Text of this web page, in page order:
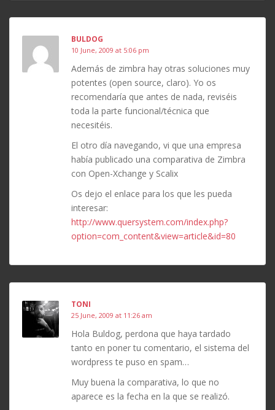
BULDOG
10 June, 2009 at 5:06 pm
Además de zimbra hay otras soluciones muy
potentes (open source, claro). Yo os
recomendaría que antes de nada, reviséis
toda la parte funcional/técnica que
necesitéis.
El otro día navegando, vi que una empresa
había publicado una comparativa de Zimbra
con Open-Xchange y Scalix
Os dejo el enlace para los que les pueda
interesar:
http://www.quersystem.com/index.php?
option=com_content&view=article&id=80
TONI
25 June, 2009 at 11:26 am
Hola Buldog, perdona que haya tardado
tanto en poner tu comentario, el sistema del
wordpress te puso en spam…
Muy buena la comparativa, lo que no
aparece es la fecha en la que se realizó.